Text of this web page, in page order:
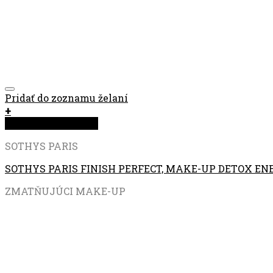
Pridať do zoznamu želaní
+
SOTHYS PARIS
SOTHYS PARIS FINISH PERFECT, MAKE-UP DETOX
ZMATŇUJÚCI MAKE-UP